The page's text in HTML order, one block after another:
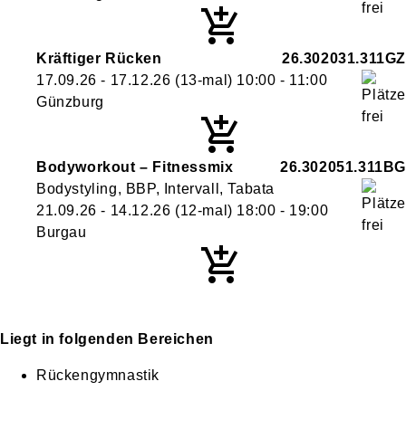
Kräftiger Rücken
26.302031.311GZ
17.09.26 - 17.12.26 (13-mal) 10:00 - 11:00
Günzburg
Bodyworkout – Fitnessmix
26.302051.311BG
Bodystyling, BBP, Intervall, Tabata
21.09.26 - 14.12.26 (12-mal) 18:00 - 19:00
Burgau
Liegt in folgenden Bereichen
Rückengymnastik